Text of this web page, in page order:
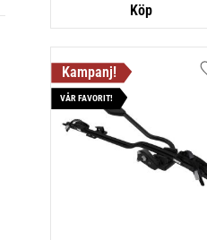
VÅR FAVORIT!